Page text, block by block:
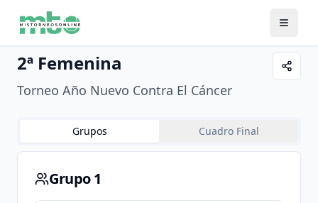
2ª Femenina
Torneo Año Nuevo Contra El Cáncer
Grupos Cuadro Final
Grupo 1